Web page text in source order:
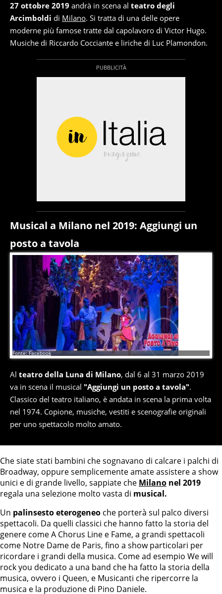
27 ottobre 2019 andrà in scena al teatro degli
Arcimboldi di Milano. Si tratta di una delle opere
moderne più famose tratte dal capolavoro di Victor Hugo.
Musiche di Riccardo Cocciante e liriche di Luc Plamondon.
Musical a Milano nel 2019: Aggiungi un
posto a tavola
Fonte: Facebook
Al teatro della Luna di Milano, dal 6 al 31 marzo 2019
va in scena il musical "Aggiungi un posto a tavola".
Classico del teatro italiano, è andata in scena la prima volta
nel 1974. Copione, musiche, vestiti e scenografie originali
per uno spettacolo molto amato.
Che siate stati bambini che sognavano di calcare i palchi di
Broadway, oppure semplicemente amate assistere a show
unici e di grande livello, sappiate che Milano nel 2019
regala una selezione molto vasta di musical.
Un palinsesto eterogeneo che porterà sul palco diversi
spettacoli. Da quelli classici che hanno fatto la storia del
genere come A Chorus Line e Fame, a grandi spettacoli
come Notre Dame de Paris, fino a show particolari per
ricordare i grandi della musica. Come ad esempio We will
rock you dedicato a una band che ha fatto la storia della
musica, ovvero i Queen, e Musicanti che ripercorre la
musica e la produzione di Pino Daniele.